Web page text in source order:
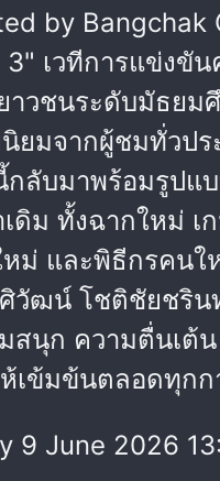
by Bangchak
3" เวทีการแข่งขัน
าวชนระดับมัธยม
ยมจากผู้ชมทั่วปร
ลับมาพร้อมรูปแ
ดิม ทั้งฉากใหม่ เ
ม่ และพิธีกรคนใ
วัฒน์ โชติชัยชริน
สนุก ความตื่นเต้
เข้มข้นตลอดทุก
9 June 2026